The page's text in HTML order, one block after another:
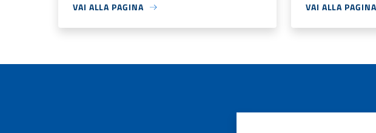
VAI ALLA PAGINA VAI ALLA PAGINA